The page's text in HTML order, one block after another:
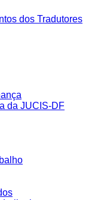
dos Tradutores
da JUCIS-DF